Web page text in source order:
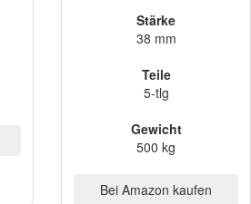
Stärke
38 mm
Teile
5-tlg
Gewicht
500 kg
Bei Amazon kaufen